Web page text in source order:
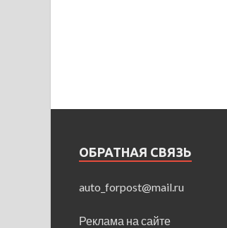
ОБРАТНАЯ СВЯЗЬ
auto_forpost@mail.ru
Реклама на сайте